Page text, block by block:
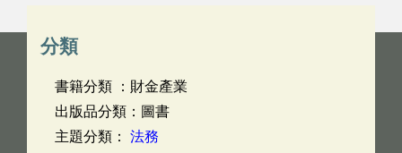
分類
書籍分類 ：財金產業
出版品分類：圖書
主題分類： 法務